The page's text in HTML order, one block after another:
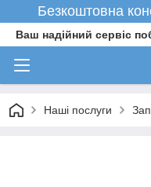
Безкоштовна
Ваш надійний сервіс
Наші послуги